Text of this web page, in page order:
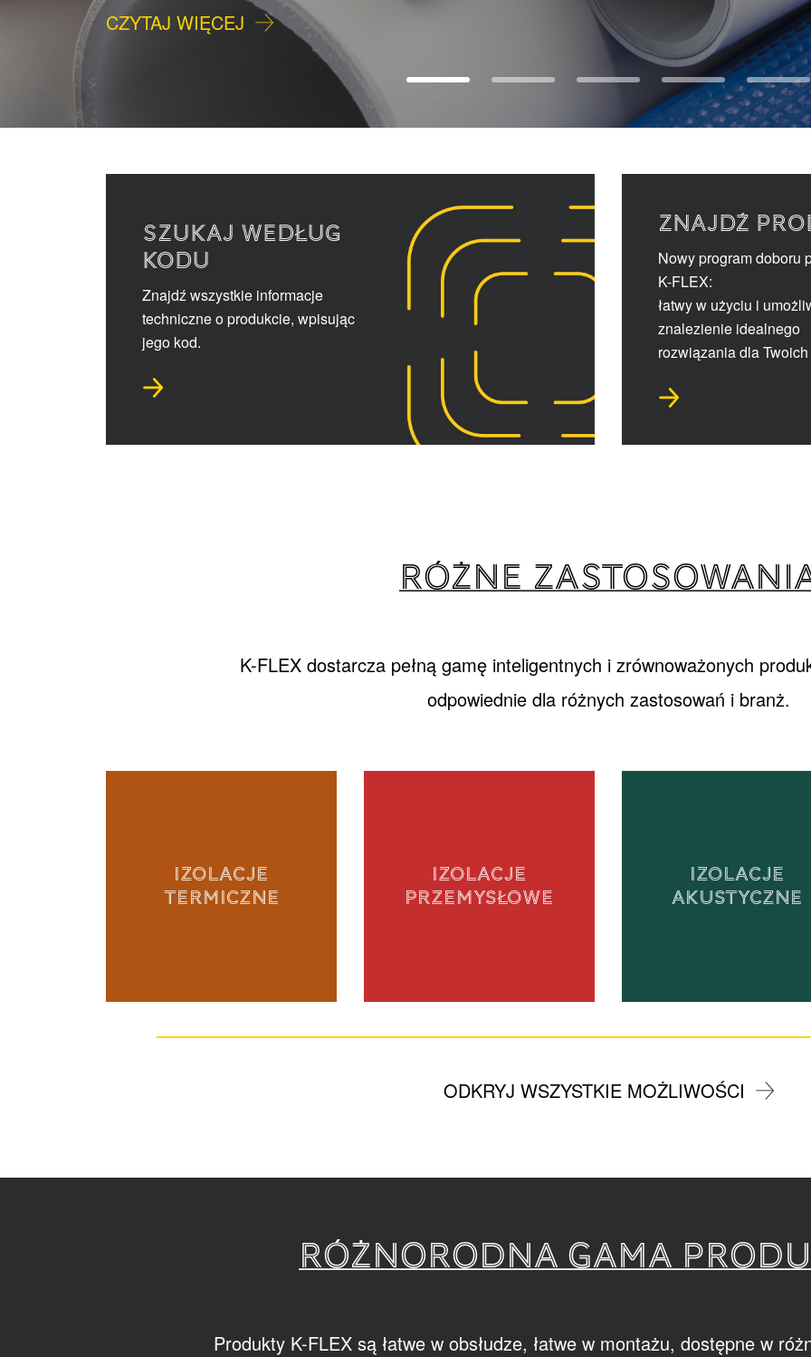
CZYTAJ WIĘCEJ
SZUKAJ WEDŁUG
KODU
Znajdź wszystkie informacje
techniczne o produkcie, wpisując
jego kod.
ZNAJDŹ
Nowy program doboru
K-FLEX:
łatwy w użyciu i
znalezienie idealnego
rozwiązania dla
RÓŻNE
K-FLEX dostarcza pełną gamę inteligentnych i zrównoważonych
odpowiednie dla różnych zastosowań i branż.
IZOLACJE
TERMICZNE
IZOLACJE
PRZEMYSŁOWE
IZOLACJE
AKUSTYCZNE
ODKRYJ WSZYSTKIE MOŻLIWOŚCI
RÓŻNORODNA GAMA
Produkty K-FLEX są łatwe w obsłudze, łatwe w montażu, dostępne w